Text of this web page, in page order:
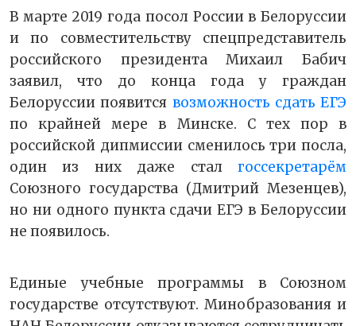
В марте 2019 года посол России в Белоруссии
и по совместительству спецпредставитель
российского президента Михаил Бабич
заявил, что до конца года у граждан
Белоруссии появится возможность сдать ЕГЭ
по крайней мере в Минске. С тех пор в
российской дипмиссии сменилось три посла,
один из них даже стал госсекретарём
Союзного государства (Дмитрий Мезенцев),
но ни одного пункта сдачи ЕГЭ в Белоруссии
не появилось.
Единые учебные программы в Союзном
государстве отсутствуют. Минобразования и